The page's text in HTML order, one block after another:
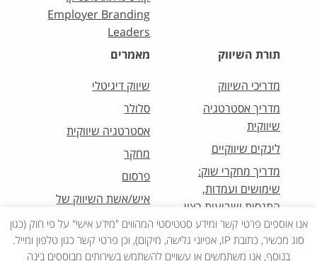
Employer Branding
Leaders
תורת השיווק
מדריכי השיווק
מדריך אסטרטגיה
שיווקית
לינקים שיווקיים
מדריך מחקרי שוק:
שימושים ועמדות,
התנסות ושביעות רצון
מאמרים
שיווק דיגיטלי
סלולר
אסטרטגיה שיווקית
מחקר
פרסום
איש/אשת השיווק של
החודש
אנו אוספים פרטי קשר ומידע סטטיסטי המהווים "מידע אישי" על פי חוק (כגון
סוג מכשיר, כתובת IP, אפיוני גלישה, מיקום), וכן פרטי קשר כגון טלפון ומייל.
בנוסף, אנו משתמשים או עשויים להשתמש בשירותים מבוססים בינה